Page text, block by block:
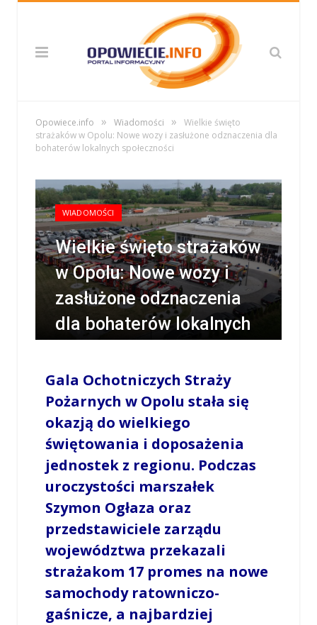
Opowiece.info » Wiadomości »
Wielkie święto
strażaków w Opolu: Nowe wozy i zasłużone odznaczenia dla
bohaterów lokalnych społeczności
WIADOMOŚCI
Wielkie święto strażaków
w Opolu: Nowe wozy i
zasłużone odznaczenia
dla bohaterów lokalnych
/ LESZEK MYCZKA / 7 MAJA 2026 / 22:19
COMMENTS
Gala Ochotniczych Straży
Pożarnych w Opolu stała się
okazją do wielkiego
świętowania i doposażenia
jednostek z regionu. Podczas
uroczystości marszałek
Szymon Ogłaza oraz
przedstawiciele zarządu
województwa przekazali
strażakom 17 promes na nowe
samochody ratowniczo-
gaśnicze, a najbardziej